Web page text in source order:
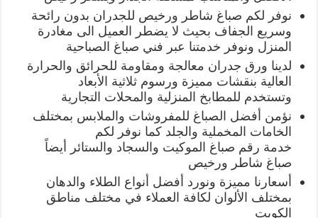
نوفر لكم صباغ شاطر ورخيص للجدران بدون رائحة
وسريع الجفاف بحيث لا يضطر العميل الى مغادرة
المنزل ونوفر خدمتنا عبر فني صباغ الصباحية
لدينا ورق جدران معالجة ومقاومة للحرائق والحرارة
العالية بنقشات مميزة ورسوم ثلاثية الأبعاد
وتستخدم للمطابخ المنزلية والمحلات التجارية
نؤمن أفضل الصباغ للمفروشات والملابس بمختلف
الخامات المخملية والجلد كما نوفر لكم
خدمة رقم صباغ الموكيت والسجاد والستائر أيضاً
صباغ شاطر ورخيص
أسعارنا مميزة ونورد أفضل أنواع الطلاء والدهان
بمختلف الألوان لكافة العملاء في مختلف مناطق
الكويت